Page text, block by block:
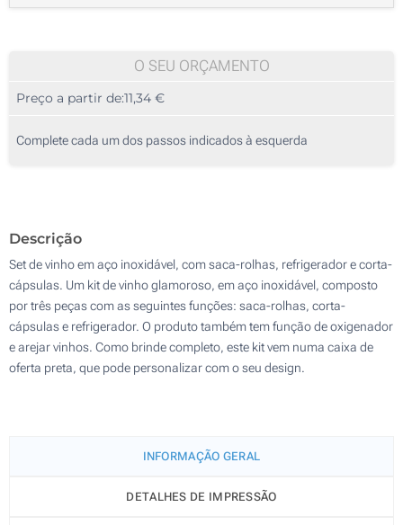
10
25
Outra :
O SEU ORÇAMENTO
Preço a partir de:11,34 €
Complete cada um dos passos indicados à esquerda
Descrição
Set de vinho em aço inoxidável, com saca-rolhas, refrigerador e corta-
cápsulas. Um kit de vinho glamoroso, em aço inoxidável, composto
por três peças com as seguintes funções: saca-rolhas, corta-
cápsulas e refrigerador. O produto também tem função de oxigenador
e arejar vinhos. Como brinde completo, este kit vem numa caixa de
oferta preta, que pode personalizar com o seu design.
INFORMAÇÃO GERAL
DETALHES DE IMPRESSÃO